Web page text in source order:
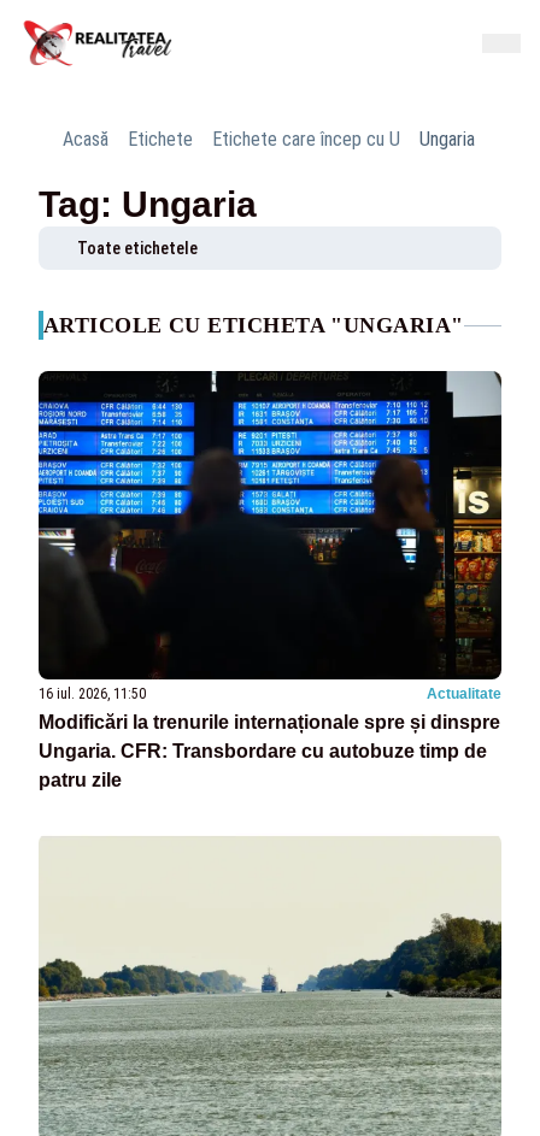
Acasă Etichete Etichete care încep cu U Ungaria
Tag: Ungaria
Toate etichetele
ARTICOLE CU ETICHETA "UNGARIA"
16 iul. 2026, 11:50 Actualitate
Modificări la trenurile internaționale spre și dinspre
Ungaria. CFR: Transbordare cu autobuze timp de
patru zile